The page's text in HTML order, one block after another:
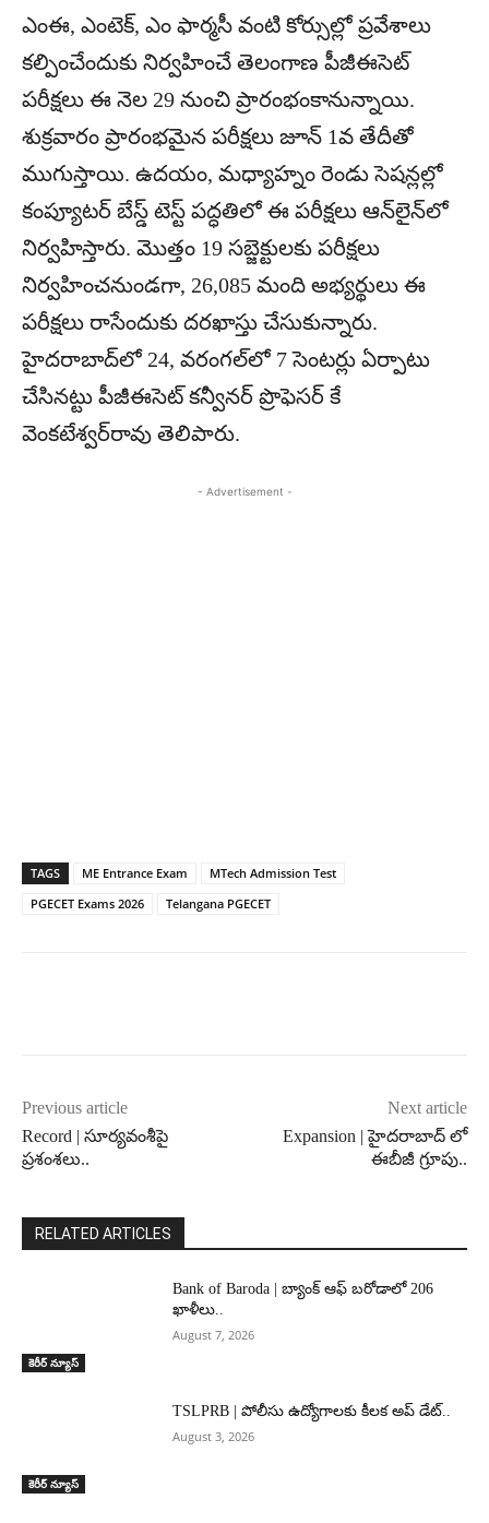
ఎంఈ, ఎంటెక్‌, ఎం ఫార్మసీ వంటి కోర్సుల్లో ప్రవేశాలు
కల్పించేందుకు నిర్వహించే తెలంగాణ పీజీఈసెట్‌
పరీక్షలు ఈ నెల 29 నుంచి ప్రారంభంకానున్నాయి.
శుక్రవారం ప్రారంభమైన పరీక్షలు జూన్‌ 1వ తేదీతో
ముగుస్తాయి. ఉదయం, మధ్యాహ్నం రెండు సెషన్లల్లో
కంప్యూటర్‌ బేస్డ్‌ టెస్ట్‌ పద్ధతిలో ఈ పరీక్షలు ఆన్‌లైన్‌లో
నిర్వహిస్తారు. మొత్తం 19 సబ్జెక్టులకు పరీక్షలు
నిర్వహించనుండగా, 26,085 మంది అభ్యర్థులు ఈ
పరీక్షలు రాసేందుకు దరఖాస్తు చేసుకున్నారు.
హైదరాబాద్‌లో 24, వరంగల్‌లో 7 సెంటర్లు ఏర్పాటు
చేసినట్టు పీజీఈసెట్‌ కన్వీనర్‌ ప్రొఫెసర్‌ కే
వెంకటేశ్వర్‌రావు తెలిపారు.
- Advertisement -
TAGS ME Entrance Exam
MTech Admission Test
PGECET Exams 2026
Telangana PGECET
Previous article
Record | సూర్యవంశీపై
ప్రశంశలు..
Next article
Expansion | హైదరాబాద్ లో
ఈబీజీ గ్రూపు..
RELATED ARTICLES
కెరీర్ న్యూస్
Bank of Baroda | బ్యాంక్‌ ఆఫ్‌ బరోడాలో 206
ఖాళీలు..
August 7, 2026
కెరీర్ న్యూస్
TSLPRB | పోలీసు ఉద్యోగాలకు కీలక అప్ డేట్..
August 3, 2026